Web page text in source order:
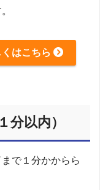
はこちら
分以内）
で１分かからら